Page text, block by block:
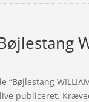
publiceret.